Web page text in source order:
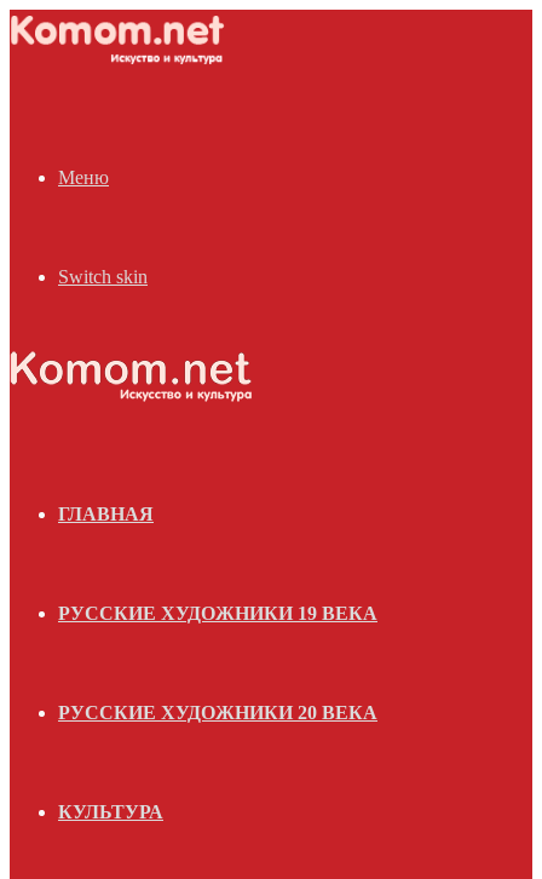
Меню
Switch skin
ГЛАВНАЯ
РУССКИЕ ХУДОЖНИКИ 19 ВЕКА
РУССКИЕ ХУДОЖНИКИ 20 ВЕКА
КУЛЬТУРА